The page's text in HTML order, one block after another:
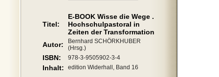
Titel:
E-BOOK Wisse die Wege .
Hochschulpastoral in
Zeiten der Transformation
Autor:
Bernhard SCHÖRKHUBER
(Hrsg.)
ISBN: 978-3-9505902-3-4
Inhalt:
edition Widerhall, Band 16